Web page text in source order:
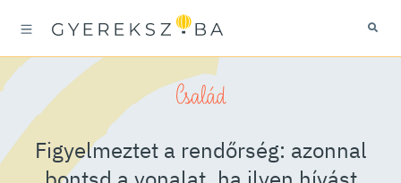
Család
Figyelmeztet a rendőrség: azonnal